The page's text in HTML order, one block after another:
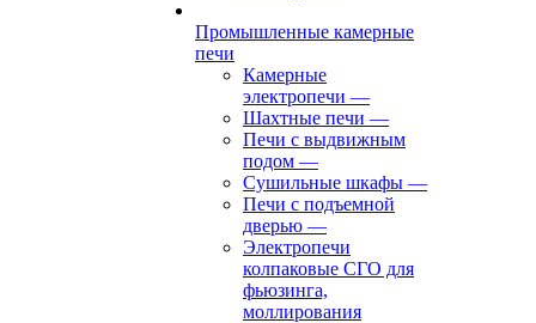
Промышленные камерные
печи
Камерные
электропечи —
Шахтные печи —
Печи с выдвижным
подом —
Сушильные шкафы —
Печи с подъемной
дверью —
Электропечи
колпаковые СГО для
фьюзинга,
моллирования